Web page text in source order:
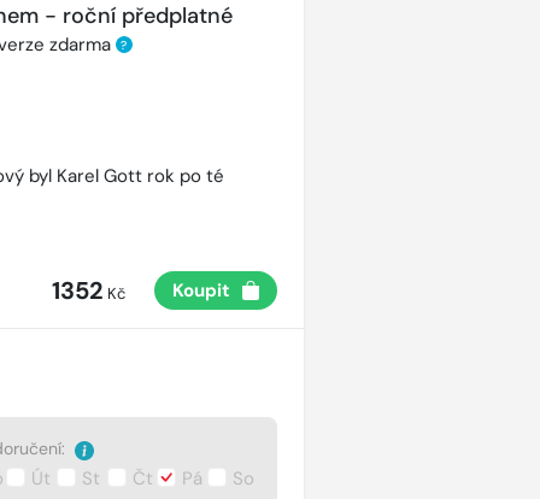
- roční předplatné
zdarma ?
byl Karel Gott rok po té
1352 Kč Koupit
Út St Čt Pá So